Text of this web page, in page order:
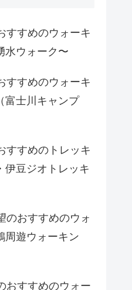
すすめのウォーキ
水ウォーク〜
すすめのウォーキ
富士川キャンプ
すすめのトレッキ
伊豆ジオトレッキ
のおすすめのウォ
周遊ウォーキン
おすすめのウォー